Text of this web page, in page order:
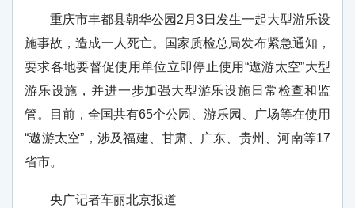
重庆市丰都县朝华公园2月3日发生一起大型游乐设
施事故，造成一人死亡。国家质检总局发布紧急通知，
要求各地要督促使用单位立即停止使用“遨游太空”大型
游乐设施，并进一步加强大型游乐设施日常检查和监
管。目前，全国共有65个公园、游乐园、广场等在使用
“遨游太空”，涉及福建、甘肃、广东、贵州、河南等17
省市。
央广记者车丽北京报道